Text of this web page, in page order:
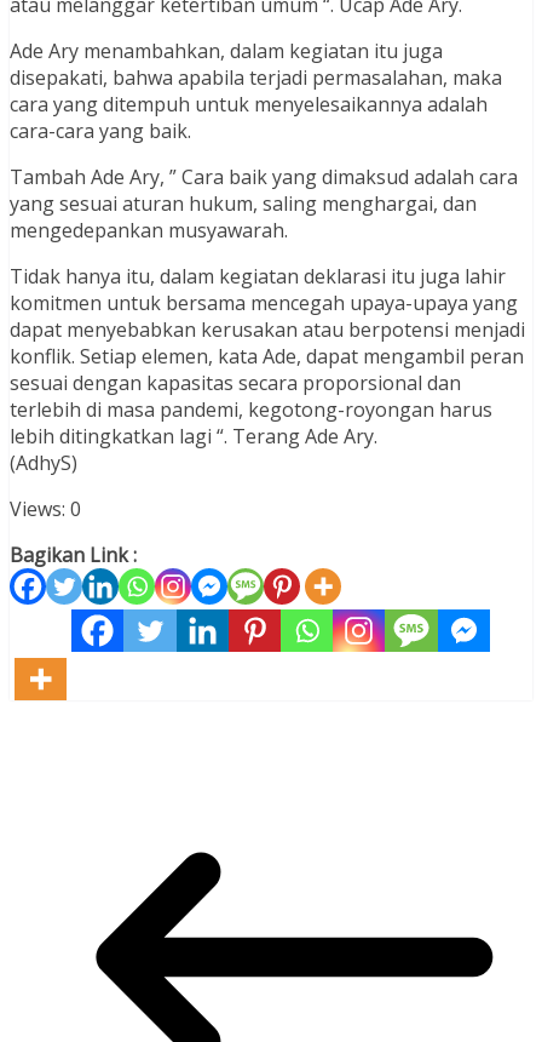
Ade Ary menambahkan, dalam kegiatan itu juga
disepakati, bahwa apabila terjadi permasalahan, maka
cara yang ditempuh untuk menyelesaikannya adalah
cara-cara yang baik.
Tambah Ade Ary, ” Cara baik yang dimaksud adalah cara
yang sesuai aturan hukum, saling menghargai, dan
mengedepankan musyawarah.
Tidak hanya itu, dalam kegiatan deklarasi itu juga lahir
komitmen untuk bersama mencegah upaya-upaya yang
dapat menyebabkan kerusakan atau berpotensi menjadi
konflik. Setiap elemen, kata Ade, dapat mengambil peran
sesuai dengan kapasitas secara proporsional dan
terlebih di masa pandemi, kegotong-royongan harus
lebih ditingkatkan lagi “. Terang Ade Ary.
(AdhyS)
Views: 0
Bagikan Link :